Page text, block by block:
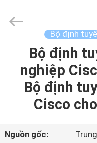
SẢN
PHẨM
VIDEO
LonRise
Equipment
Bộ định
Bộ định
nghiệp
Bộ định
Cisco
Nguồn gốc: